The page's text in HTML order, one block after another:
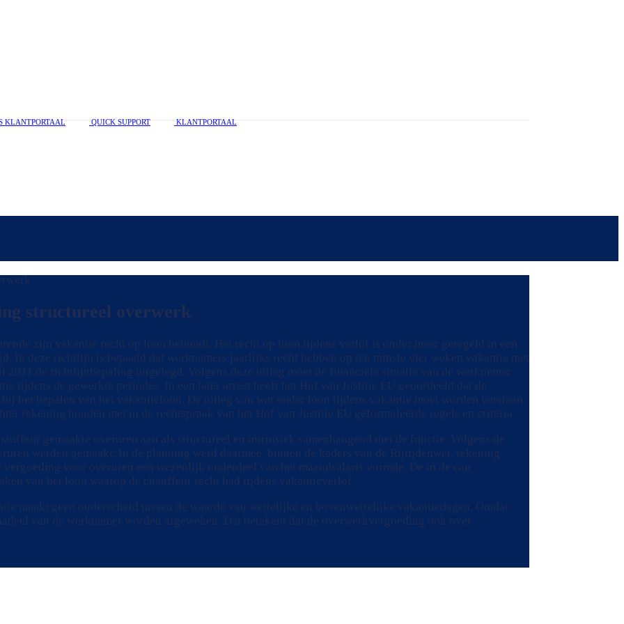
KLANTPORTAAL QUICK SUPPORT KLANTPORTAAL
structureel overwerk
zijn vakantie recht op loon behoudt. Het recht op loon tijdens verlof is onder meer geregeld in een
In deze richtlijn is bepaald dat werknemers jaarlijks recht hebben op ten minste vier weken vakantie met
de richtlijnbepaling uitgelegd. Volgens deze uitleg moet de financiële situatie van de werknemer
de gewerkte periodes. In een later arrest heeft het Hof van Justitie EU geoordeeld dat de
het bepalen van het vakantieloon. De uitleg van wat onder loon tijdens vakantie moet worden verstaan
rekening houden met in de rechtspraak van het Hof van Justitie EU geformuleerde regels en criteria.
gemaakte overuren aan als structureel en intrinsiek samenhangend met de functie. Volgens de
werden gemaakt. In de planning werd daarmee, binnen de kaders van de Rijtijdenwet, rekening
voor overuren een wezenlijk onderdeel van het maandsalaris vormde. De in de cao
van het loon waarop de chauffeur recht had tijdens vakantieverlof.
maakt geen onderscheid tussen de waarde van wettelijke en bovenwettelijke vakantiedagen. Omdat
van de werknemer worden afgeweken. Dat betekent dat de overwerkvergoeding ook over